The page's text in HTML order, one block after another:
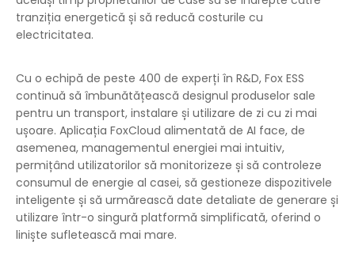
tranziția energetică și să reducă costurile cu
electricitatea.
Cu o echipă de peste 400 de experți în R&D, Fox ESS
continuă să îmbunătățească designul produselor sale
pentru un transport, instalare și utilizare de zi cu zi mai
ușoare. Aplicația FoxCloud alimentată de AI face, de
asemenea, managementul energiei mai intuitiv,
permițând utilizatorilor să monitorizeze și să controleze
consumul de energie al casei, să gestioneze dispozitivele
inteligente și să urmărească date detaliate de generare și
utilizare într-o singură platformă simplificată, oferind o
liniște sufletească mai mare.